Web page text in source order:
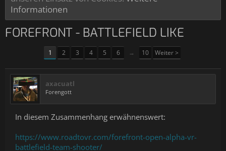
Informationen
FOREFRONT - BATTLEFIELD LIKE
1 2 3 4 5 6 → 10 Weiter >
axacuatl
Forengott
In diesem Zusammenhang erwähnenswert:
https://www.roadtovr.com/forefront-open-alpha-vr-
battlefield-team-shooter/